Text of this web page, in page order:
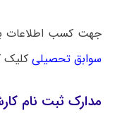
جهت کسب اطلاعات
سوابق تحصیلیکلیک
مدارک ثبت نام